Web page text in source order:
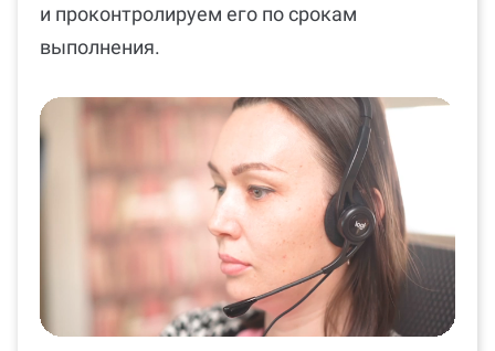
и проконтролируем его по срокам
выполнения.